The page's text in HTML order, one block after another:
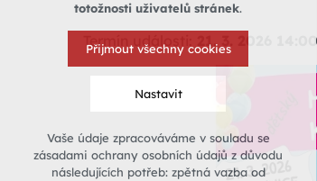
Termín události: 21. 3. 2026 14:00
totožnosti uživatelů stránek.
Přijmout všechny cookies
Nastavit
Technická cookies
nutná pro provozování webu
Vaše údaje zpracováváme v souladu se
zásadami ochrany osobních údajů z důvodu
následujících potřeb: zpětná vazba od